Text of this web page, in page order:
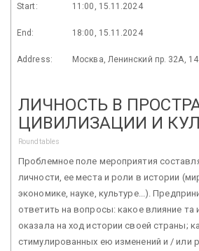
Start: 11:00, 15.11.2024
End: 18:00, 15.11.2024
Address: Москва, Ленинский пр. 32А,
ЛИЧНОСТЬ В
ЦИВИЛИЗАЦИИ И
Roundtables
Проблемное поле мероприятия
личности, ее места и роли в истории
экономике, науке, культуре...).
ответить на вопросы: какое влияние та
оказала на ход истории своей страны;
стимулированных ею изменений и / или